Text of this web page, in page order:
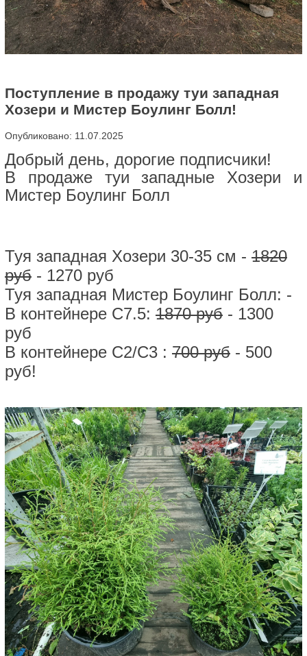
Поступление в продажу туи западная
Хозери и Мистер Боулинг Болл!
Опубликовано: 11.07.2025
Добрый день, дорогие подписчики!
В продаже туи западные Хозери и
Мистер Боулинг Болл
Туя западная Хозери 30-35 см - 1820
руб - 1270 руб
Туя западная Мистер Боулинг Болл: -
В контейнере С7.5: 1870 руб - 1300
руб
В контейнере С2/С3 : 700 руб - 500
руб!